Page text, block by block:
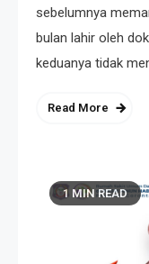
sebelumnya
bulan lahir oleh
keduanya tidak
Read More
1 MIN READ